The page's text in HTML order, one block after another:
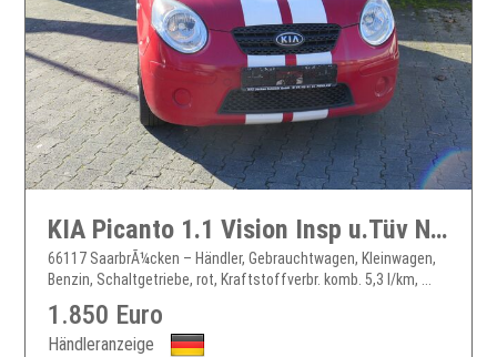
KIA Picanto 1.1 Vision Insp u.Tüv Neu 1.HND gepf. !!
66117 SaarbrÃ¼cken – Händler, Gebrauchtwagen, Kleinwagen,
Benzin, Schaltgetriebe, rot, Kraftstoffverbr. komb. 5,3 l/km, ...
1.850 Euro
Händleranzeige